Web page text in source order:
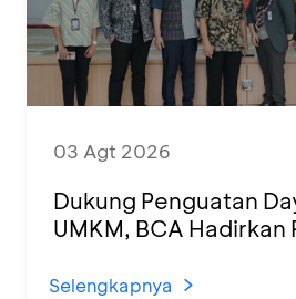
03 Agt 2026
Dukung Penguatan
UMKM, BCA Hadirkan
di KCU Tanjung Priok
Selengkapnya